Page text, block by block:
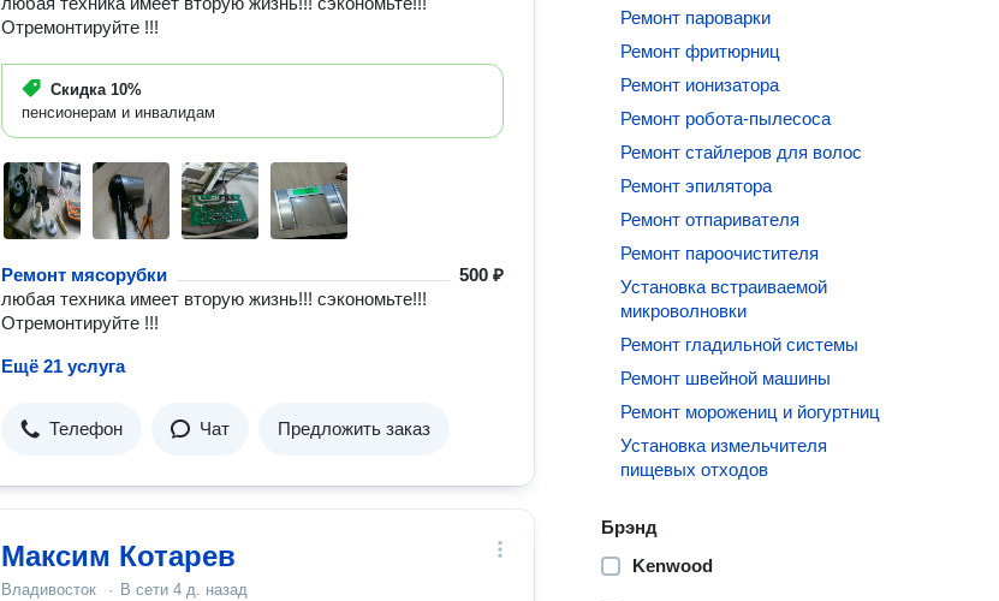
Отремонтируйте !!!
Скидка 10%
пенсионерам и инвалидам
Ремонт мясорубки
500 ₽
любая техника имеет вторую жизнь!!! сэкономьте!!!
Отремонтируйте !!!
Ещё 21 услуга
Телефон Чат Предложить заказ
Максим Котарев
Владивосток · В сети 4 д. назад
Ремонт пароварки
Ремонт фритюрниц
Ремонт ионизатора
Ремонт робота-пылесоса
Ремонт стайлеров для волос
Ремонт эпилятора
Ремонт отпаривателя
Ремонт пароочистителя
Установка встраиваемой
микроволновки
Ремонт гладильной системы
Ремонт швейной машины
Ремонт морожениц и йогуртниц
Установка измельчителя
пищевых отходов
Брэнд
Kenwood